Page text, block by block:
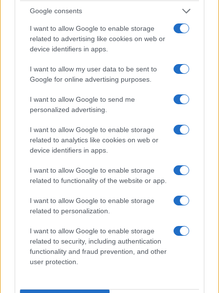
Google consents
I want to allow Google to enable storage
related to advertising like cookies on web or
device identifiers in apps.
I want to allow my user data to be sent to
Google for online advertising purposes.
I want to allow Google to send me
personalized advertising.
I want to allow Google to enable storage
related to analytics like cookies on web or
device identifiers in apps.
I want to allow Google to enable storage
related to functionality of the website or app.
I want to allow Google to enable storage
related to personalization.
I want to allow Google to enable storage
related to security, including authentication
functionality and fraud prevention, and other
user protection.
L’ex presidente del Consiglio ha depositato un
documento di dieci pagine, datato aprile 2022,
che ha raccontato di aver ricevuto in forma
anonima e di aver trasmesso alla Procura di
Roma. Secondo Conte, da quel verbale
emergerebbero dubbi sulle mascherine fornite
Jc Electronics:
alcuni colli conservati in un
deposito di Pomezia conterrebbero dispositivi
riporterebbero indicazioni contraffatte. La società
è la stessa con cui, nell’ottobre scorso, la
hanno chiuso un lungo contenzioso attraverso
una transazione da circa cento milioni di euro (
no: non gli sono stati regalati soldi come abbiamo
spiegato qui).